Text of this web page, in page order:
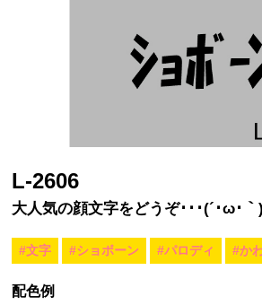
L-2606
大人気の顔文字をどうぞ･･･(´･ω･｀)
#文字 #ショボーン #パロディ #か
配色例